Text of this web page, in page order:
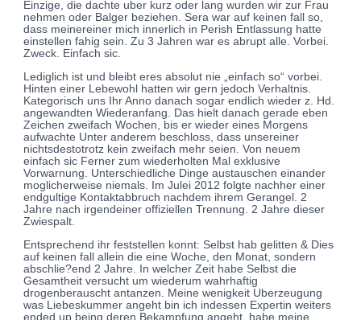
Einzige, die dachte uber kurz oder lang wurden wir zur Frau
nehmen oder Balger beziehen. Sera war auf keinen fall so,
dass meinereiner mich innerlich in Perish Entlassung hatte
einstellen fahig sein. Zu 3 Jahren war es abrupt alle. Vorbei.
Zweck. Einfach sic.
Lediglich ist und bleibt eres absolut nie „einfach so“ vorbei.
Hinten einer Lebewohl hatten wir gern jedoch Verhaltnis.
Kategorisch uns Ihr Anno danach sogar endlich wieder z. Hd.
angewandten Wiederanfang. Das hielt danach gerade eben
Zeichen zweifach Wochen, bis er wieder eines Morgens
aufwachte Unter anderem beschloss, dass unsereiner
nichtsdestotrotz kein zweifach mehr seien. Von neuem
einfach sic Ferner zum wiederholten Mal exklusive
Vorwarnung. Unterschiedliche Dinge austauschen einander
moglicherweise niemals. Im Julei 2012 folgte nachher einer
endgultige Kontaktabbruch nachdem ihrem Gerangel. 2
Jahre nach irgendeiner offiziellen Trennung. 2 Jahre dieser
Zwiespalt.
Entsprechend ihr feststellen konnt: Selbst hab gelitten & Dies
auf keinen fall allein die eine Woche, den Monat, sondern
abschlie?end 2 Jahre. In welcher Zeit habe Selbst die
Gesamtheit versucht um wiederum wahrhaftig
drogenberauscht antanzen. Meine wenigkeit Uberzeugung
was Liebeskummer angeht bin ich indessen Expertin weiters
ended up being deren Bekampfung angeht, habe meine